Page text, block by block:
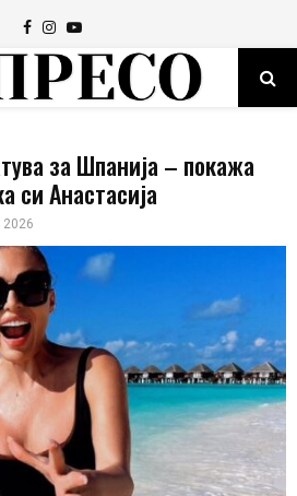
Facebook
Instagram
Youtube
за Шпанија – покажа
си Анастасија
2026